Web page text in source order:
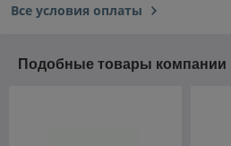
Все условия оплаты
Подобные товары компании